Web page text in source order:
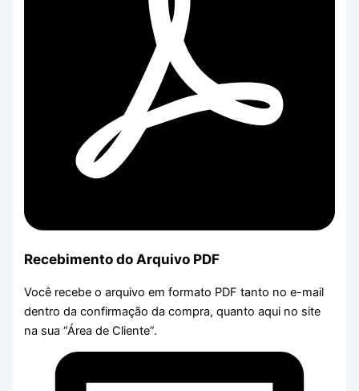
Recebimento do Arquivo PDF
Você recebe o arquivo em formato PDF tanto no e-mail
dentro da confirmação da compra, quanto aqui no site
na sua “Área de Cliente”.